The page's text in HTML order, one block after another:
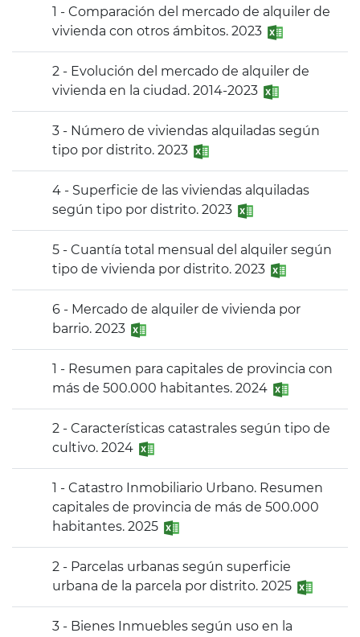
1 - Comparación del mercado de alquiler de
vivienda con otros ámbitos. 2023
2 - Evolución del mercado de alquiler de
vivienda en la ciudad. 2014-2023
3 - Número de viviendas alquiladas según
tipo por distrito. 2023
4 - Superficie de las viviendas alquiladas
según tipo por distrito. 2023
5 - Cuantía total mensual del alquiler según
tipo de vivienda por distrito. 2023
6 - Mercado de alquiler de vivienda por
barrio. 2023
1 - Resumen para capitales de provincia con
más de 500.000 habitantes. 2024
2 - Características catastrales según tipo de
cultivo. 2024
1 - Catastro Inmobiliario Urbano. Resumen
capitales de provincia de más de 500.000
habitantes. 2025
2 - Parcelas urbanas según superficie
urbana de la parcela por distrito. 2025
3 - Bienes Inmuebles según uso en la